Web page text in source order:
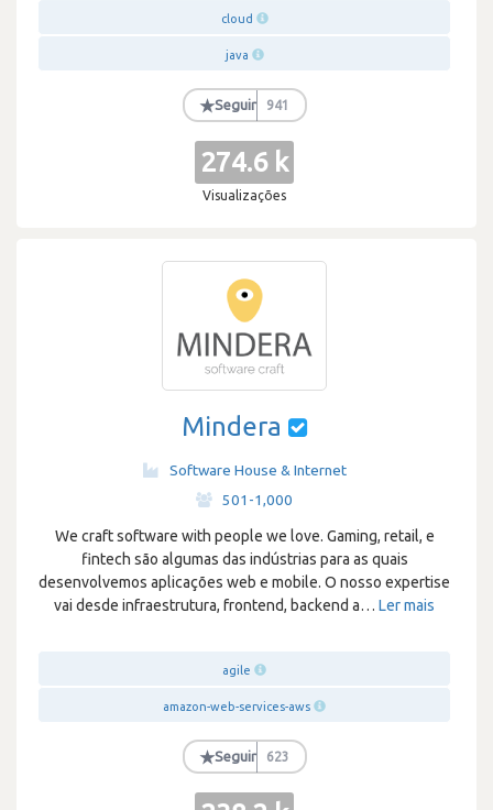
cloud
java
★Seguir 941
274.6 k
Visualizações
Mindera
Software House & Internet
501-1,000
We craft software with people we love. Gaming, retail, e
fintech são algumas das indústrias para as quais
desenvolvemos aplicações web e mobile. O nosso expertise
vai desde infraestrutura, frontend, backend a… Ler mais
agile
amazon-web-services-aws
★Seguir 623